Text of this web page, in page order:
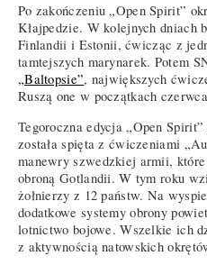
Po zakończeniu „Open Spirit”
Kłajpedzie. W kolejnych dniach
Finlandii i Estonii, ćwicząc z
tamtejszych marynarek. Potem
„Baltopsie”, największych
Ruszą one w początkach
Tegoroczna edycja „Open
została spięta z ćwiczeniami
manewry szwedzkiej armii,
obroną Gotlandii. W tym roku
żołnierzy z 12 państw. Na
dodatkowe systemy obrony
lotnictwo bojowe. Wszelkie ich
z aktywnością natowskich